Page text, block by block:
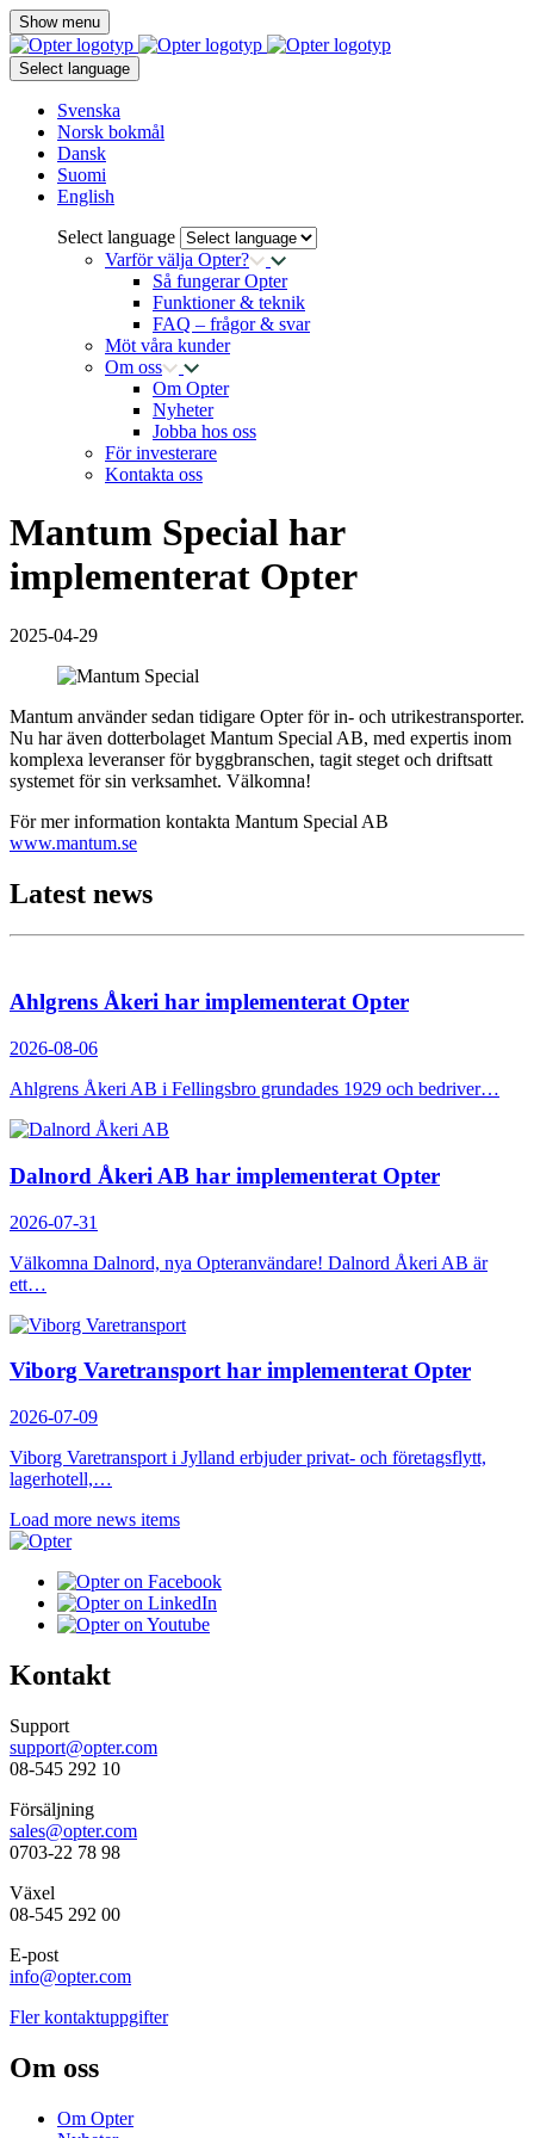
Show menu
Select language
Svenska
Norsk bokmål
Dansk
Suomi
English
Select language
Varför välja Opter?
Så fungerar Opter
Funktioner & teknik
FAQ – frågor & svar
Möt våra kunder
Om oss
Om Opter
Nyheter
Jobba hos oss
För investerare
Kontakta oss
Mantum Special har
implementerat Opter
2025-04-29
Mantum använder sedan tidigare Opter för in- och utrikestransporter.
Nu har även dotterbolaget Mantum Special AB, med expertis inom
komplexa leveranser för byggbranschen, tagit steget och driftsatt
systemet för sin verksamhet. Välkomna!
För mer information kontakta Mantum Special AB
www.mantum.se
Latest news
Ahlgrens Åkeri har implementerat Opter
2026-08-06
Ahlgrens Åkeri AB i Fellingsbro grundades 1929 och bedriver…
Dalnord Åkeri AB har implementerat Opter
2026-07-31
Välkomna Dalnord, nya Opteranvändare! Dalnord Åkeri AB är
ett…
Viborg Varetransport har implementerat Opter
2026-07-09
Viborg Varetransport i Jylland erbjuder privat- och företagsflytt,
lagerhotell,…
Load more news items
Kontakt
Support
support@opter.com
08-545 292 10
Försäljning
sales@opter.com
0703-22 78 98
Växel
08-545 292 00
E-post
info@opter.com
Fler kontaktuppgifter
Om oss
Om Opter